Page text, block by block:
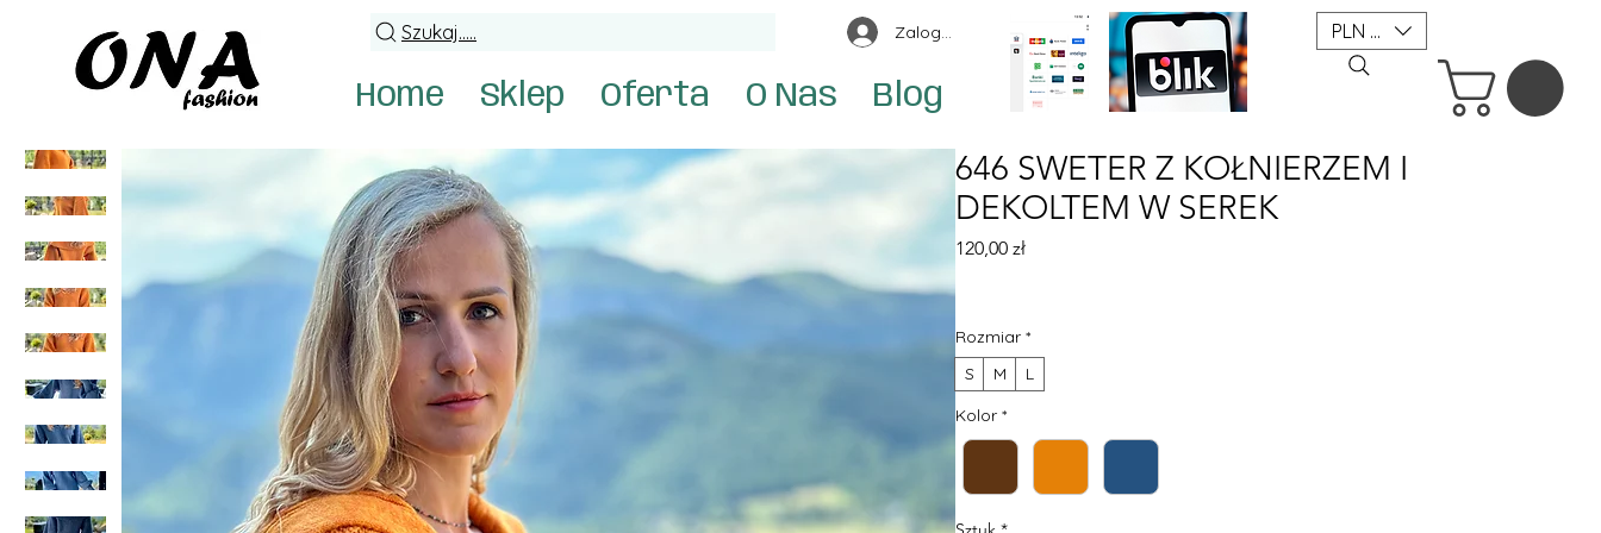
Szukaj..... Zaloguj się
Home Sklep Oferta O Nas Blog
PLN (zł)
646 SWETER Z KOŁNIERZEM I
DEKOLTEM W SEREK
120,00 złCena
Rozmiar *
S
M
L
Kolor *